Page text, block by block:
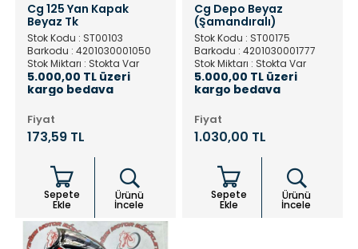
Cg 125 Yan Kapak
Beyaz Tk
Stok Kodu : ST00103
Barkodu : 4201030001050
Stok Miktarı : Stokta Var
5.000,00 TL üzeri
kargo bedava
Fiyat
173,59 TL
Sepete
Ekle
Ürünü
İncele
Cg Depo Beyaz
(Şamandıralı)
Stok Kodu : ST00175
Barkodu : 4201030001777
Stok Miktarı : Stokta Var
5.000,00 TL üzeri
kargo bedava
Fiyat
1.030,00 TL
Sepete
Ekle
Ürünü
İncele